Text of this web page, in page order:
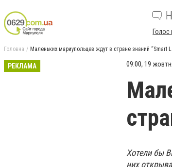
Голос
Головна Маленьких мариупольцев ждут в стране знаний “Smart
РЕКЛАМА 09:00, 19
Хотели бы
них